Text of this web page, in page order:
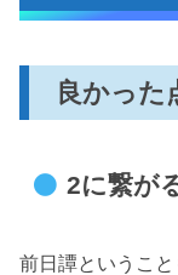
良かった
2に繋が
前日譚というこ